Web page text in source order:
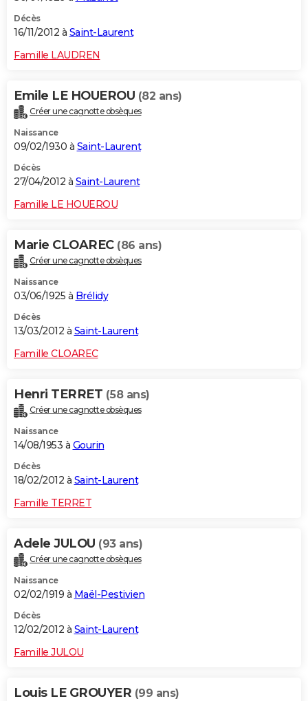
Décès
16/11/2012 à Saint-Laurent
Famille LAUDREN
Emile LE HOUEROU (82 ans)
Créer une cagnotte obsèques
Naissance
09/02/1930 à Saint-Laurent
Décès
27/04/2012 à Saint-Laurent
Famille LE HOUEROU
Marie CLOAREC (86 ans)
Créer une cagnotte obsèques
Naissance
03/06/1925 à Brélidy
Décès
13/03/2012 à Saint-Laurent
Famille CLOAREC
Henri TERRET (58 ans)
Créer une cagnotte obsèques
Naissance
14/08/1953 à Gourin
Décès
18/02/2012 à Saint-Laurent
Famille TERRET
Adele JULOU (93 ans)
Créer une cagnotte obsèques
Naissance
02/02/1919 à Maël-Pestivien
Décès
12/02/2012 à Saint-Laurent
Famille JULOU
Louis LE GROUYER (99 ans)